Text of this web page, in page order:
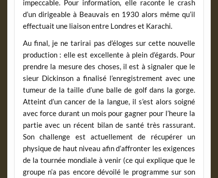
impeccable. Pour information, elle raconte le crash
d’un dirigeable à Beauvais en 1930 alors même qu’il
effectuait une liaison entre Londres et Karachi.
Au final, je ne tarirai pas d’éloges sur cette nouvelle
production : elle est excellente à plein d’égards. Pour
prendre la mesure des choses, il est à signaler que le
sieur Dickinson a finalisé l’enregistrement avec une
tumeur de la taille d’une balle de golf dans la gorge.
Atteint d’un cancer de la langue, il s’est alors soigné
avec force durant un mois pour gagner pour l’heure la
partie avec un récent bilan de santé très rassurant.
Son challenge est actuellement de récupérer un
physique de haut niveau afin d’affronter les exigences
de la tournée mondiale à venir (ce qui explique que le
groupe n’a pas encore dévoilé le programme sur son